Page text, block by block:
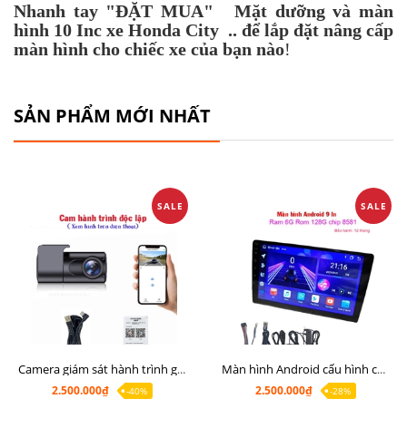
Nhanh tay "ĐẶT MUA"
Mặt dưỡng và màn
hình 10 Inc xe Honda City .. để lắp đặt nâng cấp
màn hình cho chiếc xe của bạn nào!
SẢN PHẨM MỚI NHẤT
SALE
Camera giám sát hành trình giá rẻ, cam hành trình cho màn Android, cam hành trình kết nối điện thoại
2.500.000₫
-40%
SALE
Màn hình Android cấu hình cao Ram 6G Rom 128G chip 8 nhân 8581
2.500.000₫
-28%